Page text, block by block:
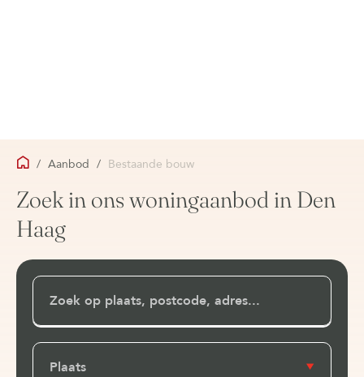
/ Aanbod / Bestaande bouw
Zoek in ons woningaanbod in Den
Haag
Plaats